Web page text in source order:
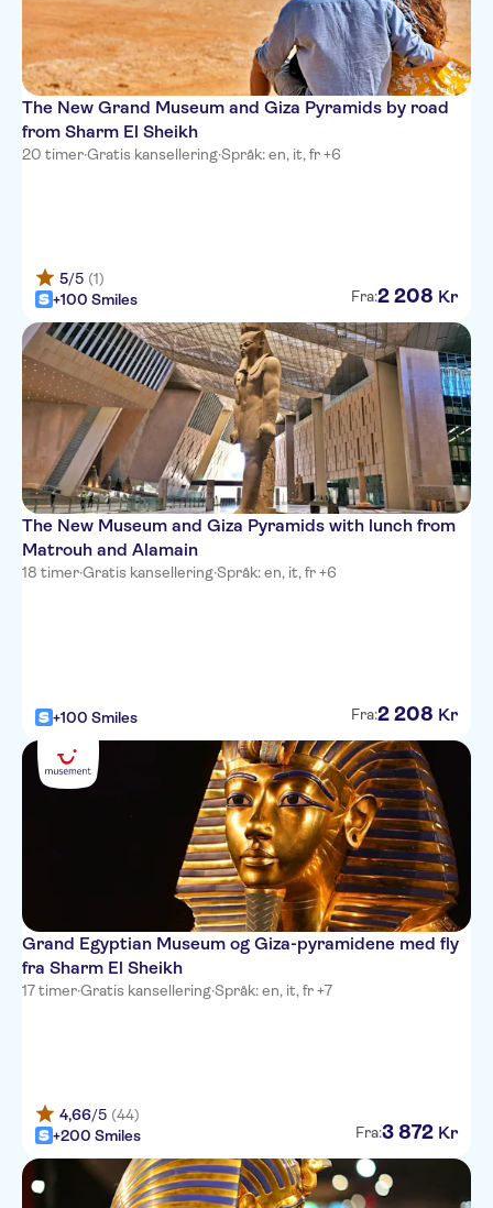
The New Grand Museum and Giza Pyramids by road
from Sharm El Sheikh
20 timer·Gratis kansellering·Språk: en, it, fr +6
5/5 (1)
+100 Smiles
Fra:2 208 Kr
The New Museum and Giza Pyramids with lunch from
Matrouh and Alamain
18 timer·Gratis kansellering·Språk: en, it, fr +6
+100 Smiles Fra:2 208 Kr
Grand Egyptian Museum og Giza-pyramidene med fly
fra Sharm El Sheikh
17 timer·Gratis kansellering·Språk: en, it, fr +7
4,66/5 (44)
+200 Smiles
Fra:3 872 Kr